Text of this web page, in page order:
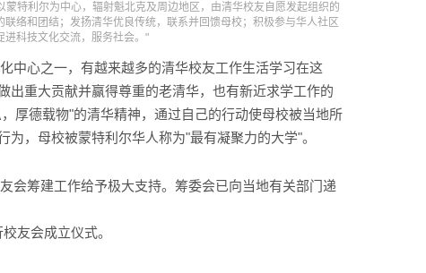
特利尔为中心，辐射魁北克及周边地区，由清华校友自愿发起组织的
络和团结；发扬清华优良传统，联系并回馈母校；积极参与华人社区
进科技文化交流，服务社会。"
中心之一，有越来越多的清华校友工作生活学习在这
出重大贡献并赢得尊重的老清华，也有新近求学工作的
厚德载物"的清华精神，通过自己的行动使母校被当地所
，母校被蒙特利尔华人称为"最有凝聚力的大学"。
会筹建工作给予极大支持。筹委会已向当地有关部门递
友会成立仪式。